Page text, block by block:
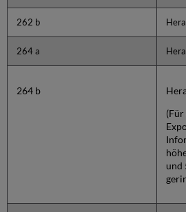
262 b
264 a
264 b
(Für
und